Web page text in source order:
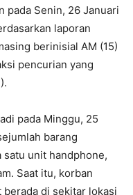
pada Senin, 26 Januari
laporan
berinisial AM (15)
pencurian yang
pada Minggu, 25
barang
satu unit handphone,
Saat itu, korban
di sekitar lokasi